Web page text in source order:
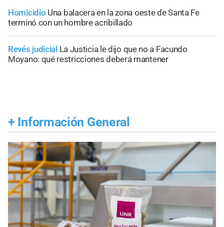
Homicidio Una balacera en la zona oeste de Santa Fe
terminó con un hombre acribillado
Revés judicial La Justicia le dijo que no a Facundo
Moyano: qué restricciones deberá mantener
+ Información General